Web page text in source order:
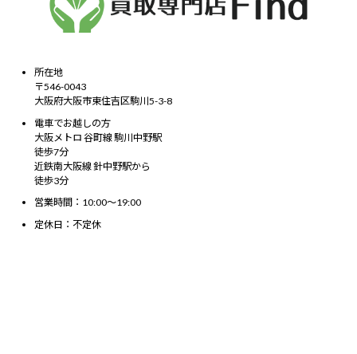
所在地
〒546-0043
大阪府大阪市東住吉区駒川5-3-8
電車でお越しの方
大阪メトロ 谷町線 駒川中野駅
徒歩7分
近鉄南大阪線 針中野駅から
徒歩3分
営業時間：10:00～19:00
定休日：不定休